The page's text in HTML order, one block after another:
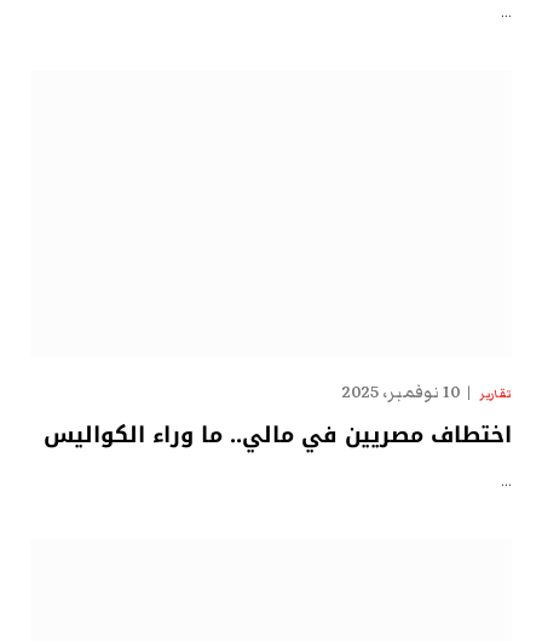
…
تقارير 10 نوفمبر، 2025
اختطاف مصريين في مالي.. ما وراء الكواليس
…